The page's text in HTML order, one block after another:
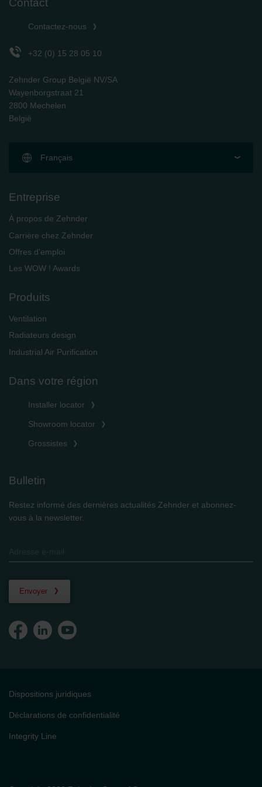
Zehnder Group Schweiz AG: Datenschutz
danych Zehnder
Contactez-nous
+32 (0) 15 28 05 10
Zehnder Group België NV/SA
Wayenborgstraat 21
2800 Mechelen
België
Français
Entreprise
À propos de Zehnder
Carrière chez Zehnder
Offres d'emploi
Les WOW ! Awards
Produits
Ventilation
Radiateurs design
Industrial Air Purification
Dans votre région
Installer locator
Showroom locator
Grossistes
Bulletin
Restez informé des dernières actualités Zehnder et abonnez-
vous à la newsletter.
Envoyer
Dispositions juridiques
Déclarations de confidentialité
Integrity Line